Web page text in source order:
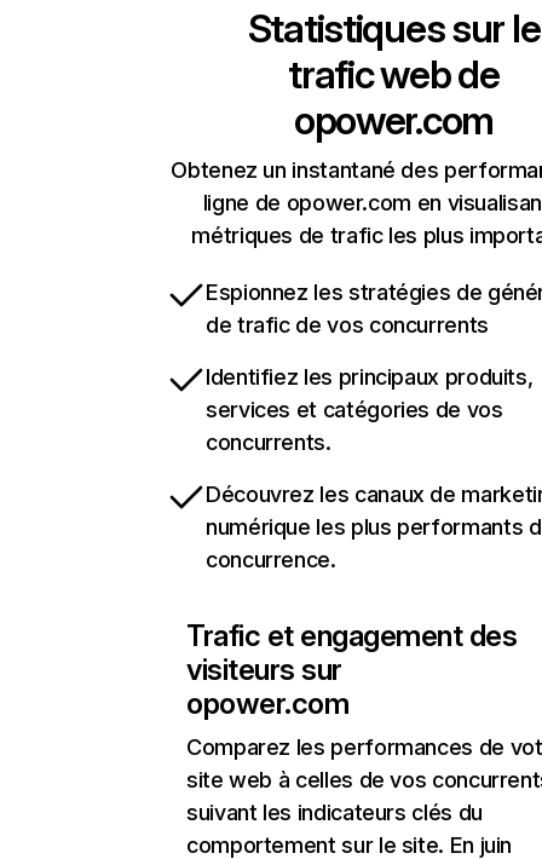
Statistiques sur le
trafic web de
opower.com
Obtenez un instantané des
ligne de opower.com en
métriques de trafic les plus
Espionnez les stratégies de
de trafic de vos concurrents
Identifiez les principaux produits,
services et catégories de vos
concurrents.
Découvrez les canaux de
numérique les plus performants
concurrence.
Trafic et engagement des
visiteurs sur
opower.com
Comparez les performances de
site web à celles de vos
suivant les indicateurs clés du
comportement sur le site. En juin